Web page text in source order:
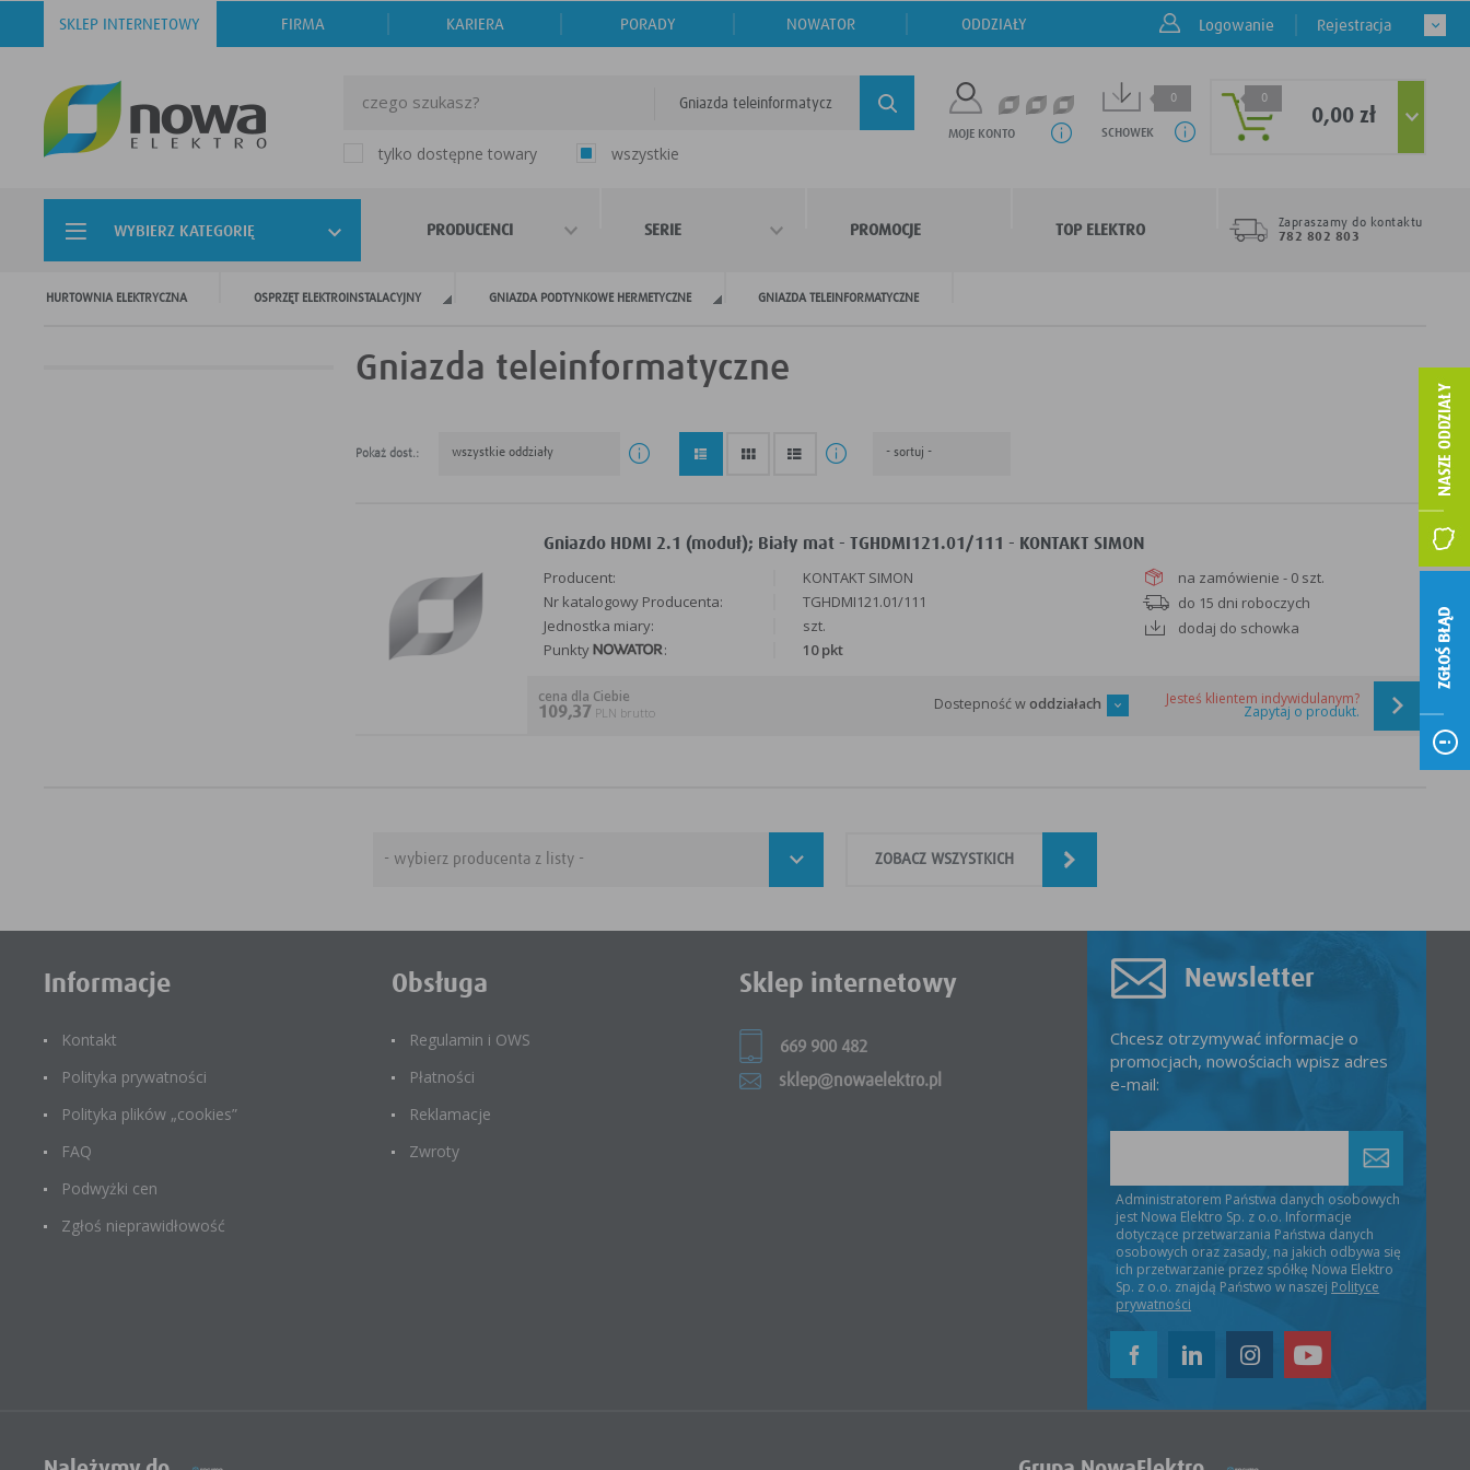
SKLEP INTERNETOWY FIRMA KARIERA PORADY NOWATOR ODDZIAŁY Logowanie Rejestracja
Gniazda teleinformatyczne
tylko dostępne towary wszystkie
MOJE KONTO SCHOWEK
0 0
0,00 zł
WYBIERZ KATEGORIĘ PRODUCENCI SERIE PROMOCJE TOP ELEKTRO
Zapraszamy do kontaktu
782 802 803
HURTOWNIA ELEKTRYCZNA OSPRZĘT ELEKTROINSTALACYJNY GNIAZDA PODTYNKOWE HERMETYCZNE GNIAZDA TELEINFORMATYCZNE
Gniazda teleinformatyczne
Pokaż dost.: wszystkie oddziały - sortuj -
Gniazdo HDMI 2.1 (moduł); Biały mat - TGHDMI121.01/111 - KONTAKT SIMON
Producent:
KONTAKT SIMON
Nr katalogowy Producenta:
TGHDMI121.01/111
Jednostka miary:
szt.
Punkty
: 10 pkt
na zamówienie - 0 szt.
do 15 dni roboczych
dodaj do schowka
cena dla Ciebie
109,37 PLN brutto Dostepność woddziałach Jesteś klientem indywidulanym?
Zapytaj o produkt.
ZOBACZ WSZYSTKICH
Informacje
Kontakt
Polityka prywatności
Polityka plików „cookies”
FAQ
Podwyżki cen
Zgłoś nieprawidłowość
Obsługa
Regulamin i OWS
Płatności
Reklamacje
Zwroty
Sklep internetowy
669 900 482
sklep@nowaelektro.pl
Newsletter
Chcesz otrzymywać informacje o
promocjach, nowościach wpisz adres
e-mail:
Administratorem Państwa danych osobowych
jest Nowa Elektro Sp. z o.o. Informacje
dotyczące przetwarzania Państwa danych
osobowych oraz zasady, na jakich odbywa się
ich przetwarzanie przez spółkę Nowa Elektro
Sp. z o.o. znajdą Państwo w naszej Polityce
prywatności
ZGŁOŚ BŁĄD